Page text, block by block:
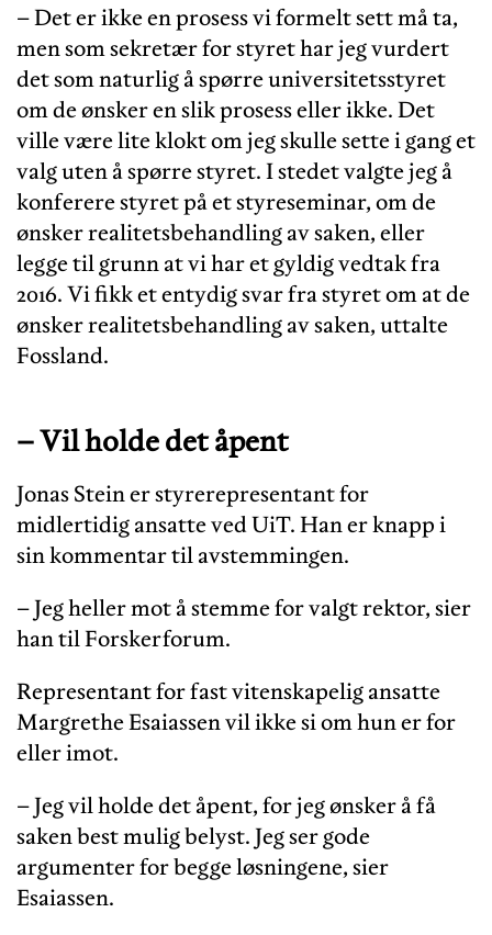
– Det er ikke en prosess vi formelt sett må ta,
men som sekretær for styret har jeg vurdert
det som naturlig å spørre universitetsstyret
om de ønsker en slik prosess eller ikke. Det
ville være lite klokt om jeg skulle sette i gang et
valg uten å spørre styret. I stedet valgte jeg å
konferere styret på et styreseminar, om de
ønsker realitetsbehandling av saken, eller
legge til grunn at vi har et gyldig vedtak fra
2016. Vi fikk et entydig svar fra styret om at de
ønsker realitetsbehandling av saken, uttalte
Fossland.
– Vil holde det åpent
Jonas Stein er styrerepresentant for
midlertidig ansatte ved UiT. Han er knapp i
sin kommentar til avstemmingen.
– Jeg heller mot å stemme for valgt rektor, sier
han til Forskerforum.
Representant for fast vitenskapelig ansatte
Margrethe Esaiassen vil ikke si om hun er for
eller imot.
– Jeg vil holde det åpent, for jeg ønsker å få
saken best mulig belyst. Jeg ser gode
argumenter for begge løsningene, sier
Esaiassen.